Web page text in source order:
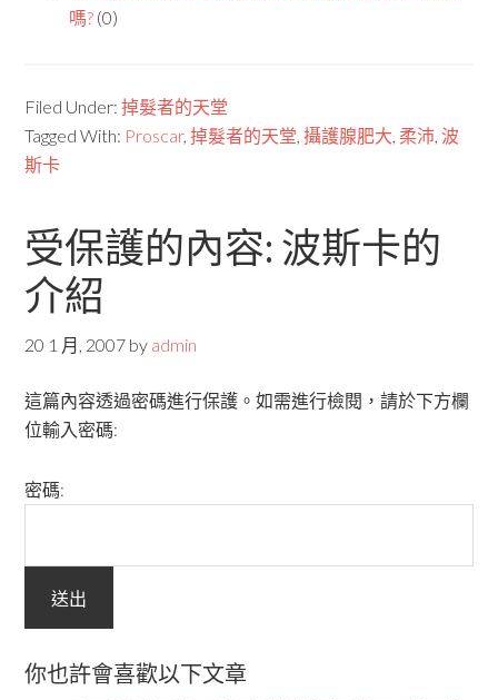
嗎? (0)
Filed Under:掉髮者的天堂
Tagged With: Proscar,掉髮者的天堂,攝護腺肥大, 柔沛, 波
斯卡
受保護的內容: 波斯卡的
介紹
20 1 月, 2007 by admin
這篇內容透過密碼進行保護。如需進行檢閱，請於下方欄
位輸入密碼:
密碼:
你也許會喜歡以下文章